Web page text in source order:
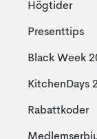
Högtider
Presenttips
Black Week
KitchenDays
Rabattkoder